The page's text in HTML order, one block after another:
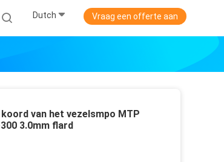
Dutch Vraag een offerte aan
van het vezelsmpo MTP
3.0mm flard